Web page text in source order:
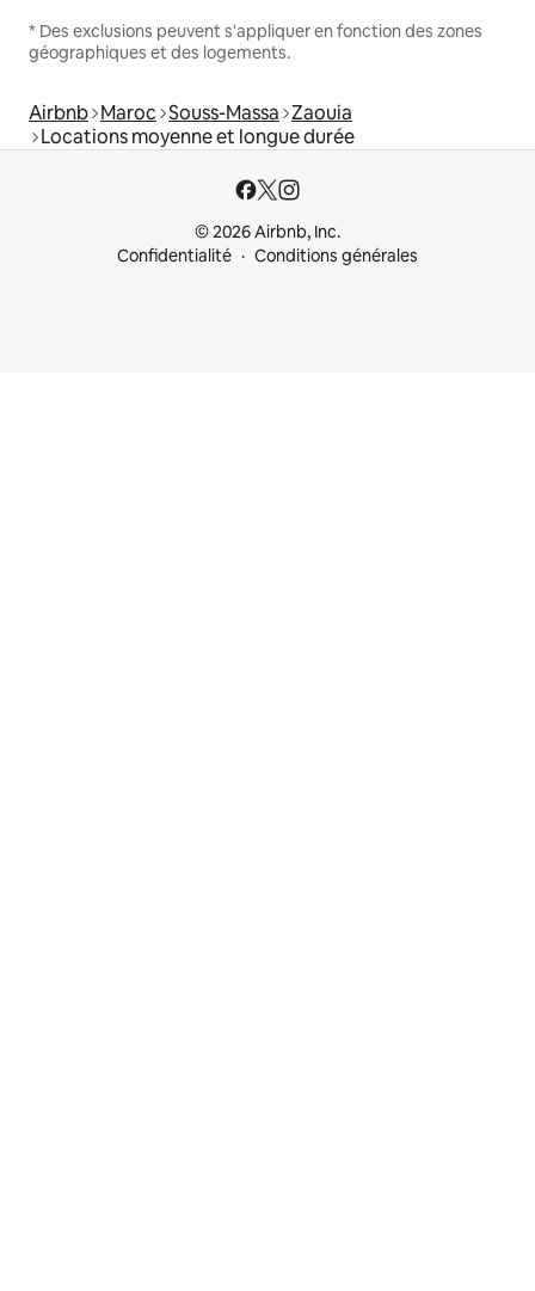
* Des exclusions peuvent s'appliquer en fonction des zones
géographiques et des logements.
Airbnb Maroc Souss-Massa Zaouia
Locations moyenne et longue durée
© 2026 Airbnb, Inc.
Confidentialité
Conditions générales